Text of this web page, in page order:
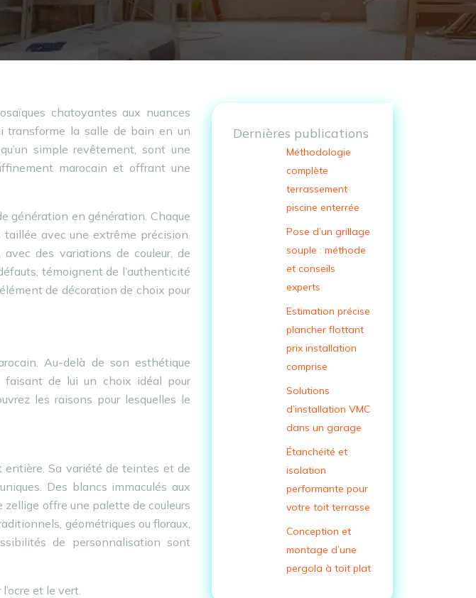
chatoyantes aux nuances
transforme la salle de bain en un
simple revêtement, sont une
marocain et offrant une
génération en génération. Chaque
avec une extrême précision.
des variations de couleur, de
témoignent de l’authenticité
de décoration de choix pour
Au-delà de son esthétique
faisant de lui un choix idéal pour
les raisons pour lesquelles le
entière. Sa variété de teintes et de
Des blancs immaculés aux
offre une palette de couleurs
géométriques ou floraux,
de personnalisation sont
et le vert.
Dernières publications
Méthodologie
complète
terrassement
piscine enterrée
Pose d’un grillage
souple : méthode
et conseils
experts
Estimation précise
plancher flottant
prix installation
comprise
Solutions
d’installation VMC
dans un garage
Étanchéité et
isolation
performante pour
votre toit terrasse
Conception et
montage d’une
pergola à toit plat